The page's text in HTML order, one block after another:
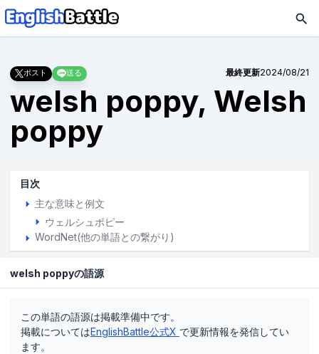
ポスト 送る 最終更新2024/08/21
welsh poppy, Welsh
poppy
目次
主な意味と例文
ウェルシュポピー
WordNet(他の単語との繋がり)
welsh poppyの語源
この単語の語源は掲載準備中です。
掲載についてはEnglishBattle公式X で更新情報を発信してい
ます。